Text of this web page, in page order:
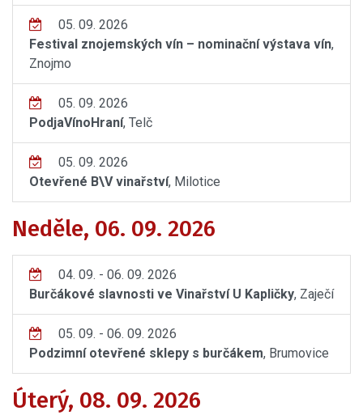
05. 09. 2026
Festival znojemských vín – nominační výstava vín,
Znojmo
05. 09. 2026
PodjaVínoHraní, Telč
05. 09. 2026
Otevřené B\V vinařství, Milotice
Neděle, 06. 09. 2026
04. 09. - 06. 09. 2026
Burčákové slavnosti ve Vinařství U Kapličky, Zaječí
05. 09. - 06. 09. 2026
Podzimní otevřené sklepy s burčákem, Brumovice
Úterý, 08. 09. 2026